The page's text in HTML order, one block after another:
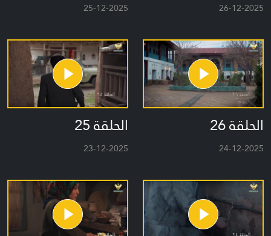
26-12-2025
25-12-2025
الحلقة 26
24-12-2025
الحلقة 25
23-12-2025